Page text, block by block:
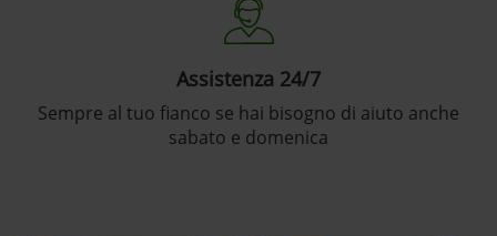
Assistenza 24/7
Sempre al tuo fianco se hai bisogno di aiuto anche
sabato e domenica